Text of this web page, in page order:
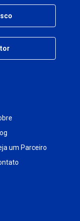
um Parceiro